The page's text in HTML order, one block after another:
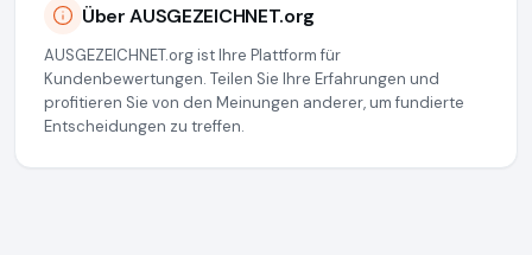
Über AUSGEZEICHNET.org
AUSGEZEICHNET.org ist Ihre Plattform für
Kundenbewertungen. Teilen Sie Ihre Erfahrungen und
profitieren Sie von den Meinungen anderer, um fundierte
Entscheidungen zu treffen.